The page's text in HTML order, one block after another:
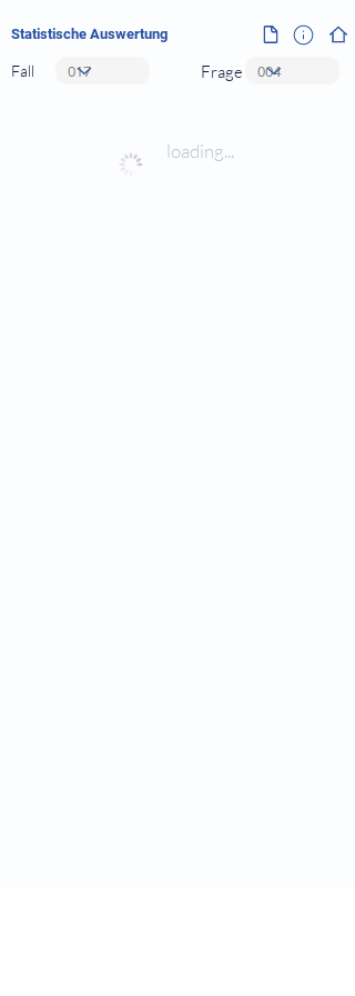
Statistische Auswertung
Fall Frage
loading...